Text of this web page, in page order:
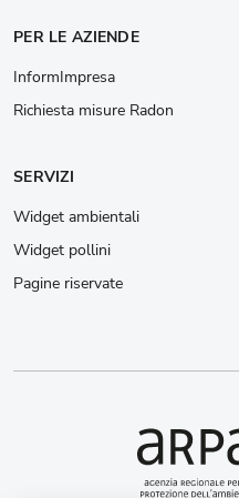
PER LE AZIENDE
InformImpresa
Richiesta misure Radon
SERVIZI
Widget ambientali
Widget pollini
Pagine riservate